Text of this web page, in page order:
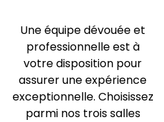
Une équipe dévouée et
professionnelle est à
votre disposition pour
assurer une expérience
exceptionnelle. Choisissez
parmi nos trois salles